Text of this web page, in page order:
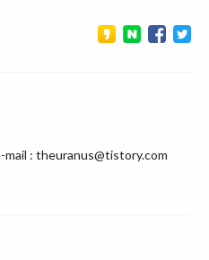
mail : theuranus@tistory.com